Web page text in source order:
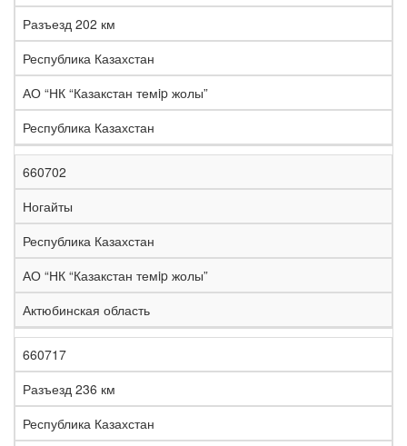
Разъезд 202 км
Республика Казахстан
АО “НК “Казакстан темip жолы”
Республика Казахстан
660702
Ногайты
Республика Казахстан
АО “НК “Казакстан темip жолы”
Актюбинская область
660717
Разъезд 236 км
Республика Казахстан